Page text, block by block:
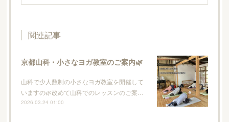
関連記事
京都山科・小さなヨガ教室のご案内🌿
山科で少人数制の小さなヨガ教室を開催して
いますの🌿改めて山科でのレッスンのご案…
2026.03.24 01:00